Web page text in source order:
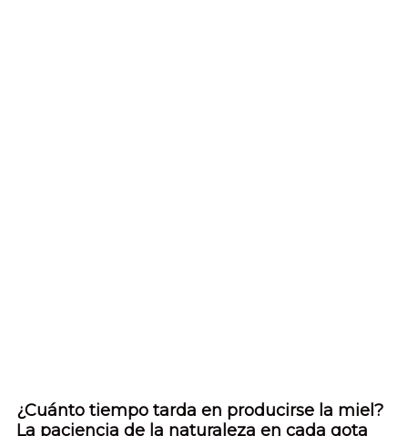
¿Cuánto tiempo tarda en producirse la miel?
La paciencia de la naturaleza en cada gota